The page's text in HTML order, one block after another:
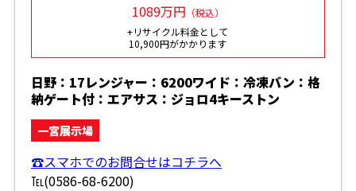
1089万円 （税込）
+リサイクル料金として
10,900円がかかります
日野：17レンジャー：6200ワイド：冷凍バン：格
納ゲート付：エアサス：ジョロ4キーストン
一宮展示場
☎スマホでのお問合せはコチラへ
℡(0586-68-6200)